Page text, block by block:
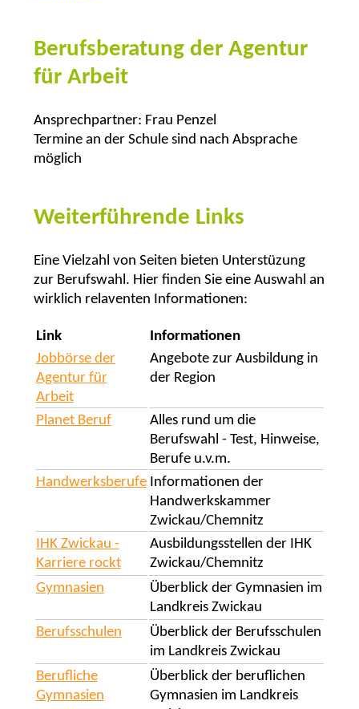
Berufsberatung der Agentur
für Arbeit
Ansprechpartner: Frau Penzel
Termine an der Schule sind nach Absprache
möglich
Weiterführende Links
Eine Vielzahl von Seiten bieten Unterstüzung
zur Berufswahl. Hier finden Sie eine Auswahl an
wirklich relaventen Informationen:
Link
Informationen
Jobbörse der
Agentur für
Arbeit
Angebote zur Ausbildung in
der Region
Planet Beruf
Alles rund um die
Berufswahl - Test, Hinweise,
Berufe u.v.m.
Handwerksberufe Informationen der
Handwerkskammer
Zwickau/Chemnitz
IHK Zwickau -
Karriere rockt
Ausbildungsstellen der IHK
Zwickau/Chemnitz
Gymnasien
Überblick der Gymnasien im
Landkreis Zwickau
Berufsschulen
Überblick der Berufsschulen
im Landkreis Zwickau
Berufliche
Gymnasien
Überblick der beruflichen
Gymnasien im Landkreis